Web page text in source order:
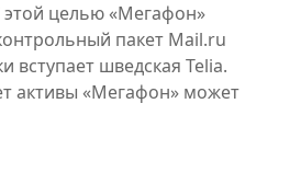
этой целью «Мегафон»
пакет Mail.ru
вступает шведская Telia.
активы «Мегафон» может